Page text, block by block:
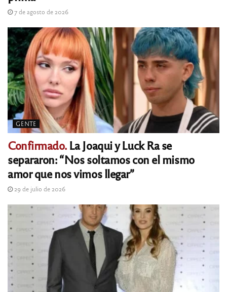
7 de agosto de 2026
GENTE
Confirmado.La Joaqui y Luck Ra se
separaron: “Nos soltamos con el mismo
amor que nos vimos llegar”
29 de julio de 2026